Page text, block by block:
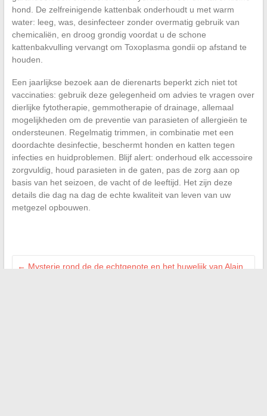
hond. De zelfreinigende kattenbak onderhoudt u met warm
water: leeg, was, desinfecteer zonder overmatig gebruik van
chemicaliën, en droog grondig voordat u de schone
kattenbakvulling vervangt om Toxoplasma gondii op afstand te
houden.
Een jaarlijkse bezoek aan de dierenarts beperkt zich niet tot
vaccinaties: gebruik deze gelegenheid om advies te vragen over
dierlijke fytotherapie, gemmotherapie of drainage, allemaal
mogelijkheden om de preventie van parasieten of allergieën te
ondersteunen. Regelmatig trimmen, in combinatie met een
doordachte desinfectie, beschermt honden en katten tegen
infecties en huidproblemen. Blijf alert: onderhoud elk accessoire
zorgvuldig, houd parasieten in de gaten, pas de zorg aan op
basis van het seizoen, de vacht of de leeftijd. Het zijn deze
details die dag na dag de echte kwaliteit van leven van uw
metgezel opbouwen.
← Mysterie rond de de echtgenote en het huwelijk van Alain